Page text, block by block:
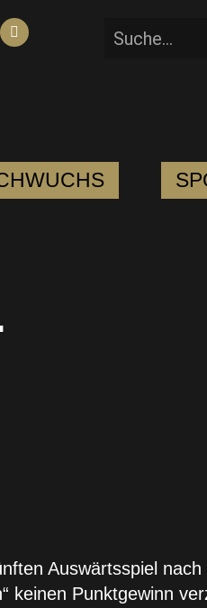
Auswärtsspiel
keinen Punktgewinn